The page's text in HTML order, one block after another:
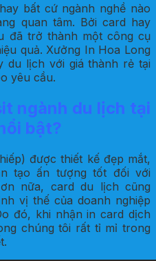
bất cứ ngành nghề nào
quan tâm. Bởi card hay
đã trở thành một công cụ
quả. Xưởng In Hoa Long
du lịch với giá thành rẻ tại
yêu cầu.
ngành du lịch tại
bật?
được thiết kế đẹp mắt,
tạo ấn tượng tốt đối với
nữa, card du lịch cũng
vị thế của doanh nghiệp
đó, khi nhận in card dịch
chúng tôi rất tỉ mỉ trong